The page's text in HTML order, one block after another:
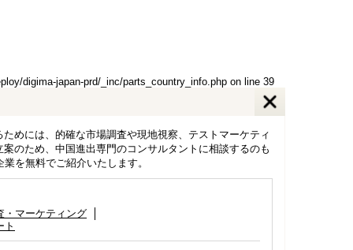
digima-japan-prd/_inc/parts_country_info.php on line 39
めには、的確な市場調査や現地視察、テストマーケティ
のため、中国進出専門のコンサルタントに相談するのも
を無料でご紹介いたします。
・マーケティング
ト